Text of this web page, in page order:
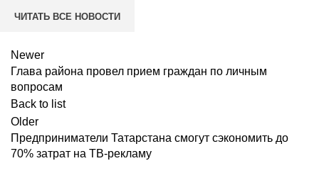
ЧИТАТЬ ВСЕ НОВОСТИ
Newer
Глава района провел прием граждан по личным
вопросам
Back to list
Older
Предприниматели Татарстана смогут сэкономить до
70% затрат на ТВ-рекламу